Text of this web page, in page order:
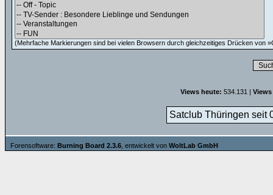
(Mehrfache Markierungen sind bei vielen Browsern durch gleichzeitiges Drücken von
Views heute: 534.131 |
Satclub Thüringen seit
Forensoftware: Burning Board 2.3.6 , entwickelt von WoltLab GmbH